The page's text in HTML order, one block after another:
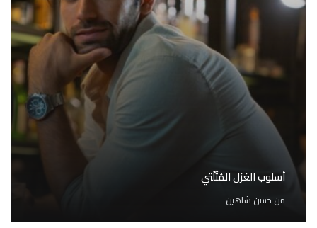
أسلوب الغَزَل المُثَلّثي
من حسن شاهين